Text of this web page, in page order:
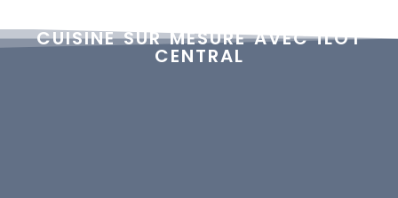
CUISINE SUR MESURE AVEC ÎLOT
CENTRAL